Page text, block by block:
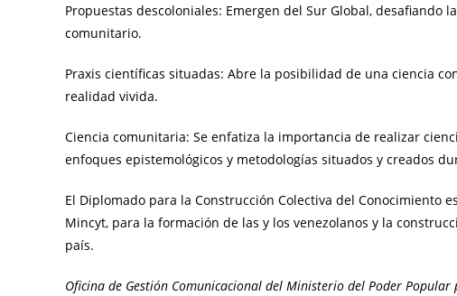
Propuestas descoloniales: Emergen del Sur Global,
comunitario.
Praxis científicas situadas: Abre la posibilidad de una ciencia
realidad vivida.
Ciencia comunitaria: Se enfatiza la importancia de realizar
enfoques epistemológicos y metodologías situados y creados
El Diplomado para la Construcción Colectiva del Conocimiento
Mincyt, para la formación de las y los venezolanos y la
país.
Oficina de Gestión Comunicacional del Ministerio del Poder